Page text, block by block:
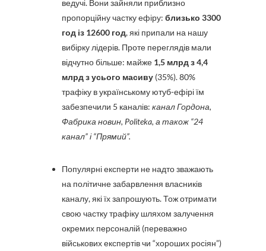
ведучі. Вони зайняли приблизно
пропорційну частку ефіру: близько 3300
год із 12600 год, які припали на нашу
вибірку лідерів. Проте переглядів мали
відчутно більше: майже 1,5 млрд з 4,4
млрд з усього масиву (35%). 80%
трафіку в українському ютуб-ефірі їм
забезпечили 5 каналів: канал Гордона,
Фабрика новин, Politeka, а також “24
канал” і “Прямий”.
Популярні експерти не надто зважають
на політичне забарвлення власників
каналу, які їх запрошують. Тож отримати
свою частку трафіку шляхом залучення
окремих персоналій (переважно
військових експертів чи “хороших росіян”)